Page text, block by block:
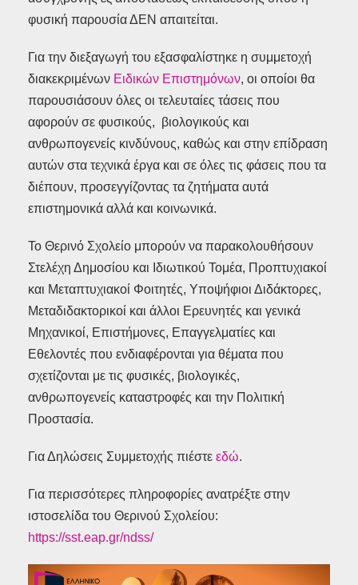
φυσική παρουσία ΔΕΝ απαιτείται.
Για την διεξαγωγή του εξασφαλίστηκε η συμμετοχή
διακεκριμένων Ειδικών Επιστημόνων, οι οποίοι θα
παρουσιάσουν όλες οι τελευταίες τάσεις που
αφορούν σε φυσικούς, βιολογικούς και
ανθρωπογενείς κινδύνους, καθώς και στην επίδραση
αυτών στα τεχνικά έργα και σε όλες τις φάσεις που τα
διέπουν, προσεγγίζοντας τα ζητήματα αυτά
επιστημονικά αλλά και κοινωνικά.
Το Θερινό Σχολείο μπορούν να παρακολουθήσουν
Στελέχη Δημοσίου και Ιδιωτικού Τομέα, Προπτυχιακοί
και Μεταπτυχιακοί Φοιτητές, Υποψήφιοι Διδάκτορες,
Μεταδιδακτορικοί και άλλοι Ερευνητές και γενικά
Μηχανικοί, Επιστήμονες, Επαγγελματίες και
Εθελοντές που ενδιαφέρονται για θέματα που
σχετίζονται με τις φυσικές, βιολογικές,
ανθρωπογενείς καταστροφές και την Πολιτική
Προστασία.
Για Δηλώσεις Συμμετοχής πιέστε εδώ.
Για περισσότερες πληροφορίες ανατρέξτε στην
ιστοσελίδα του Θερινού Σχολείου:
https://sst.eap.gr/ndss/